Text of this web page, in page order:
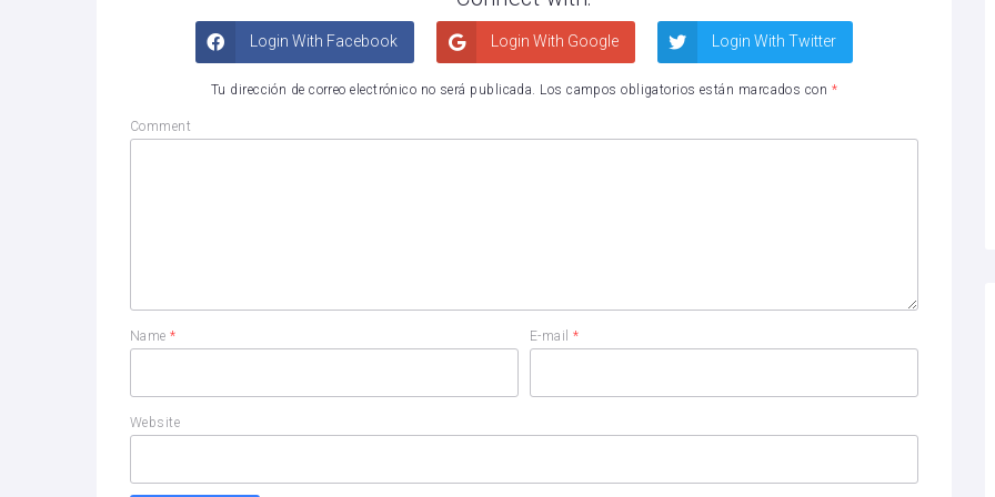
Login With Facebook Login With Google Login With Twitter
Tu dirección de correo electrónico no será publicada. Los campos obligatorios están marcados con *
Comment
Name* E-mail*
Website